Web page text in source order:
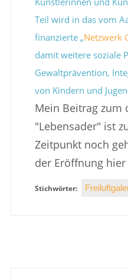
Teil wird in das vom
finanzierte „Netzwerk
damit weitere soziale
Gewaltprävention,
von Kindern und
Mein Beitrag zum
"Lebensader" ist
Zeitpunkt noch
der Eröffnung
Stichwörter: